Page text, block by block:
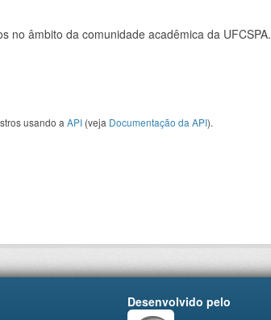
no âmbito da comunidade acadêmica da UFCSPA.
usando a API (veja Documentação da API).
Desenvolvido pelo